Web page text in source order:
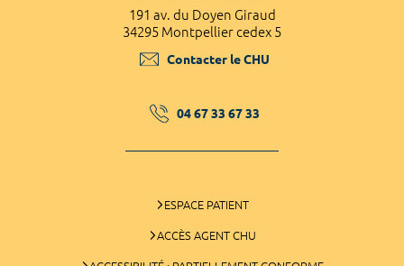
191 av. du Doyen Giraud
34295 Montpellier cedex 5
Contacter le CHU
04 67 33 67 33
ESPACE PATIENT
ACCÈS AGENT CHU